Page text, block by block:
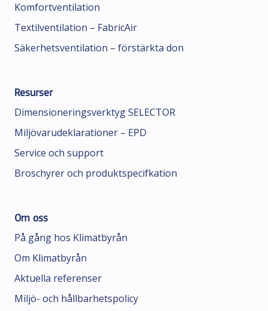
Komfortventilation
Textilventilation – FabricAir
Säkerhetsventilation – förstärkta don
Resurser
Dimensioneringsverktyg SELECTOR
Miljövarudeklarationer – EPD
Service och support
Broschyrer och produktspecifkation
Om oss
På gång hos Klimatbyrån
Om Klimatbyrån
Aktuella referenser
Miljö- och hållbarhetspolicy